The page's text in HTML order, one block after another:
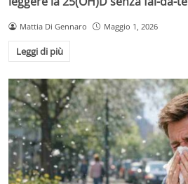
Mattia Di Gennaro Maggio 1, 2026
Leggi di più